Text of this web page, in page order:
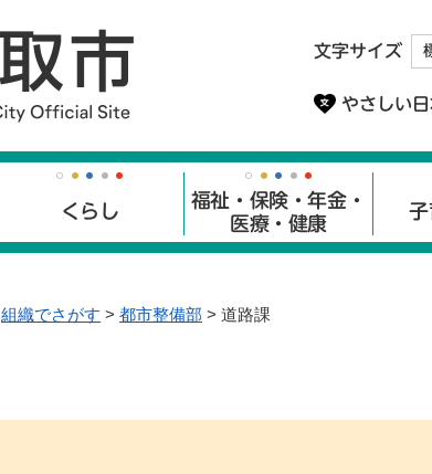
文字サイズ
やさしい
くらし
福祉・保険・年金・
医療・健康
子
組織でさがす > 都市整備部 > 道路課